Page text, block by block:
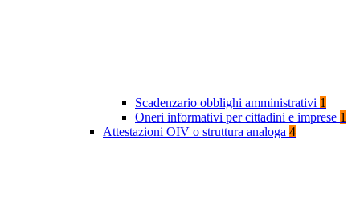
Scadenzario obblighi amministrativi 1
Oneri informativi per cittadini e imprese 1
Attestazioni OIV o struttura analoga 4